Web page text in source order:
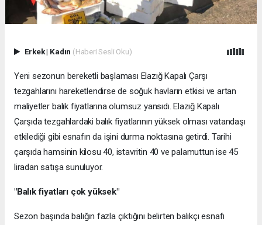
Erkek| Kadın (Haberi Sesli Oku)
Yeni sezonun bereketli başlaması Elazığ Kapalı Çarşı
tezgahlarını hareketlendirse de soğuk havların etkisi ve artan
maliyetler balık fiyatlarına olumsuz yansıdı. Elazığ Kapalı
Çarşıda tezgahlardaki balık fiyatlarının yüksek olması vatandaşı
etkilediği gibi esnafın da işini durma noktasına getirdi. Tarihi
çarşıda hamsinin kilosu 40, istavritin 40 ve palamuttun ise 45
liradan satışa sunuluyor.
"Balık fiyatları çok yüksek"
Sezon başında balığın fazla çıktığını belirten balıkçı esnafı